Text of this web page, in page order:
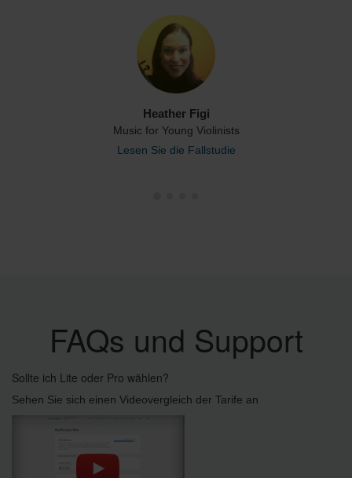
Heather Figi
Music for Young Violinists
Lesen Sie die Fallstudie
FAQs und Support
Sollte ich Lite oder Pro wählen?
Sehen Sie sich einen Videovergleich der Tarife an